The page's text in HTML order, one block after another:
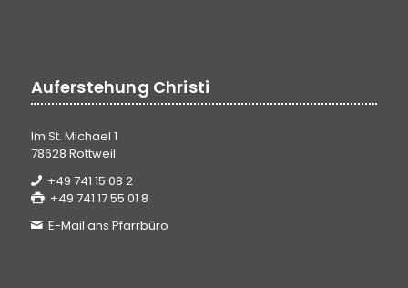
Auferstehung Christi
Im St. Michael 1
78628 Rottweil
+49 741 15 08 2
+49 741 17 55 01 8
E-Mail ans Pfarrbüro